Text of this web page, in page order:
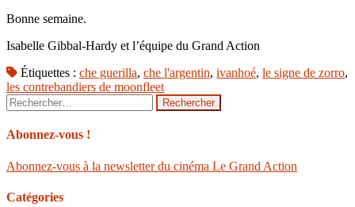
Bonne semaine.
Isabelle Gibbal-Hardy et l’équipe du Grand Action
Étiquettes : che guerilla, che l'argentin, ivanhoé, le signe de zorro,
les contrebandiers de moonfleet
Rechercher :
Abonnez-vous !
Abonnez-vous à la newsletter du cinéma Le Grand Action
Catégories